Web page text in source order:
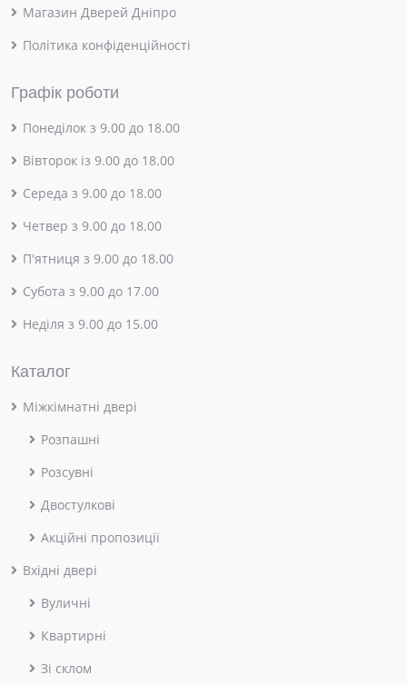
Магазин Дверей Дніпро
Політика конфіденційності
Графік роботи
Понеділок з 9.00 до 18.00
Вівторок із 9.00 до 18.00
Середа з 9.00 до 18.00
Четвер з 9.00 до 18.00
П'ятниця з 9.00 до 18.00
Субота з 9.00 до 17.00
Неділя з 9.00 до 15.00
Каталог
Міжкімнатні двері
Розпашні
Розсувні
Двостулкові
Акційні пропозиції
Вхідні двері
Вуличні
Квартирні
Зі склом